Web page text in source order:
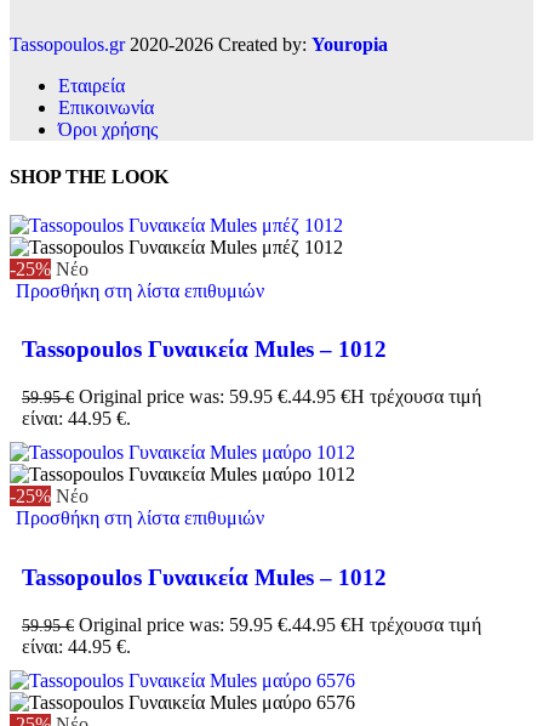
Tassopoulos.gr2020-2026 Created by: Youropia
Εταιρεία
Επικοινωνία
Όροι χρήσης
SHOP THE LOOK
-25% Νέο
Προσθήκη στη λίστα επιθυμιών
Tassopoulos Γυναικεία Mules – 1012
59.95€ Original price was: 59.95 €.44.95 €Η τρέχουσα τιμή
είναι: 44.95 €.
-25% Νέο
Προσθήκη στη λίστα επιθυμιών
Tassopoulos Γυναικεία Mules – 1012
59.95€ Original price was: 59.95 €.44.95 €Η τρέχουσα τιμή
είναι: 44.95 €.